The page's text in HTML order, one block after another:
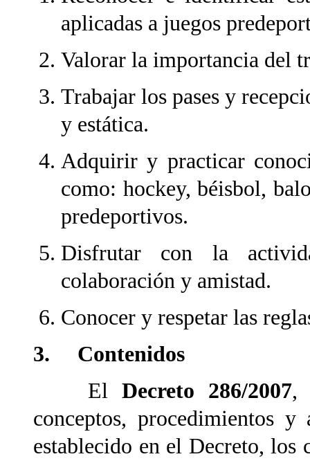
aplicadas a juegos
Valorar la importancia del
Trabajar los pases y
y estática.
Adquirir y practicar
como: hockey, béisbol,
predeportivos.
Disfrutar con la
colaboración y amistad.
Conocer y respetar las
3. Contenidos
ElDecreto 286/2007,
conceptos, procedimientos
establecido en el Decreto, los